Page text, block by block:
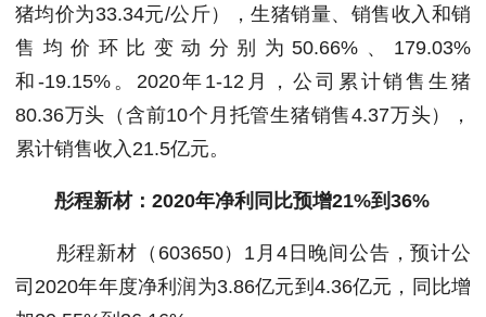
猪均价为33.34元/公斤），生猪销量、销售收入和销
售均价环比变动分别为50.66%、179.03%
和-19.15%。2020年1-12月，公司累计销售生猪
80.36万头（含前10个月托管生猪销售4.37万头），
累计销售收入21.5亿元。
彤程新材：2020年净利同比预增21%到36%
彤程新材（603650）1月4日晚间公告，预计公
司2020年年度净利润为3.86亿元到4.36亿元，同比增